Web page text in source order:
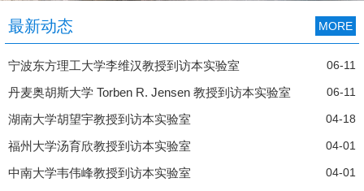
最新动态 MORE
宁波东方理工大学李维汉教授到访本实验室 06-11
丹麦奥胡斯大学 Torben R. Jensen 教授到访本实验室 06-11
湖南大学胡望宇教授到访本实验室 04-18
福州大学汤育欣教授到访本实验室 04-01
中南大学韦伟峰教授到访本实验室 04-01